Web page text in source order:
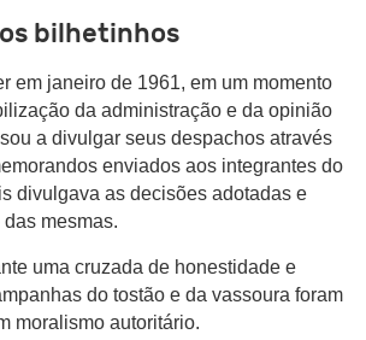
bilhetinhos
em janeiro de 1961, em um momento
da administração e da opinião
a divulgar seus despachos através
enviados aos integrantes do
divulgava as decisões adotadas e
mesmas.
uma cruzada de honestidade e
do tostão e da vassoura foram
moralismo autoritário.